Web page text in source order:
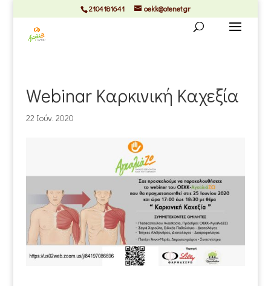
2104181641 oekk@otenet.gr
Webinar Καρκινική Καχεξία
22 Ιούν. 2020